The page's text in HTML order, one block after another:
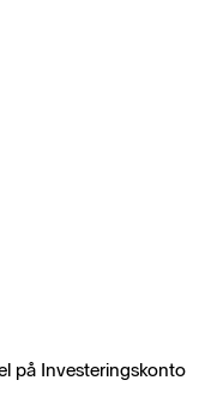
på Investeringskonto